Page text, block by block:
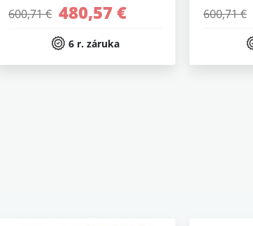
600,71 € 480,57 €
6 r. záruka
600,71 €